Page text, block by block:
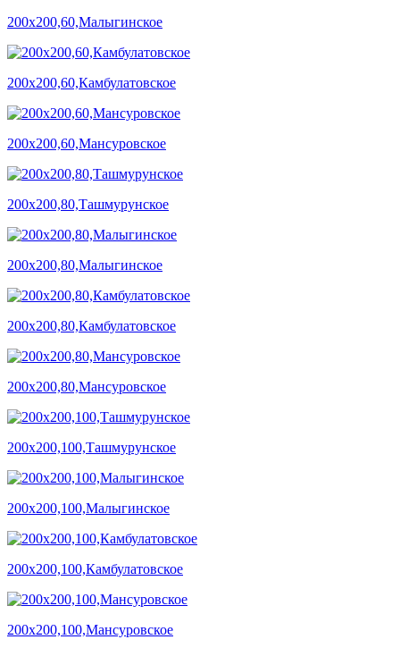
200х200,60,Малыгинское
200х200,60,Камбулатовское
200х200,60,Мансуровское
200х200,80,Ташмурунское
200х200,80,Малыгинское
200х200,80,Камбулатовское
200х200,80,Мансуровское
200х200,100,Ташмурунское
200х200,100,Малыгинское
200х200,100,Камбулатовское
200х200,100,Мансуровское